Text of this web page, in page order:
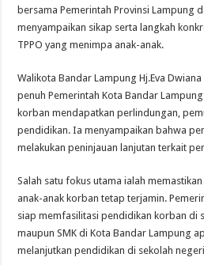
bersama Pemerintah Provinsi Lampung
menyampaikan sikap serta langkah
TPPO yang menimpa anak-anak.
Walikota Bandar Lampung Hj.Eva
penuh Pemerintah Kota Bandar
korban mendapatkan perlindungan,
pendidikan. Ia menyampaikan bahwa
melakukan peninjauan lanjutan terkait
Salah satu fokus utama ialah
anak-anak korban tetap terjamin.
siap memfasilitasi pendidikan korban di
maupun SMK di Kota Bandar Lampung
melanjutkan pendidikan di sekolah